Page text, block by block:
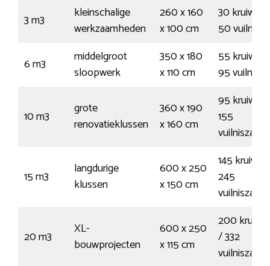
3 m3
kleinschalige
werkzaamheden
260 x 160
x 100 cm
30
50
6 m3
middelgroot
sloopwerk
350 x 180
x 110 cm
55
95
10 m3
grote
renovatieklussen
360 x 190
x 160 cm
95
155
15 m3
langdurige
klussen
600 x 250
x 150 cm
145
245
20 m3
XL-
bouwprojecten
600 x 250
x 115 cm
200
/ 332